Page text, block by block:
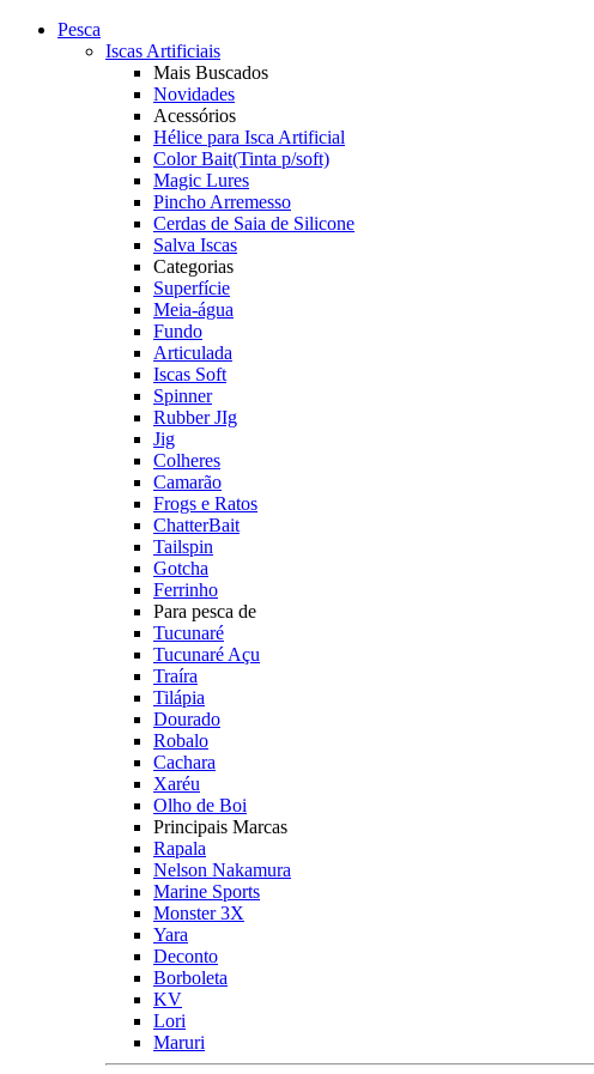
Pesca
Iscas Artificiais
Mais Buscados
Novidades
Acessórios
Hélice para Isca Artificial
Color Bait(Tinta p/soft)
Magic Lures
Pincho Arremesso
Cerdas de Saia de Silicone
Salva Iscas
Categorias
Superfície
Meia-água
Fundo
Articulada
Iscas Soft
Spinner
Rubber JIg
Jig
Colheres
Camarão
Frogs e Ratos
ChatterBait
Tailspin
Gotcha
Ferrinho
Para pesca de
Tucunaré
Tucunaré Açu
Traíra
Tilápia
Dourado
Robalo
Cachara
Xaréu
Olho de Boi
Principais Marcas
Rapala
Nelson Nakamura
Marine Sports
Monster 3X
Yara
Deconto
Borboleta
KV
Lori
Maruri